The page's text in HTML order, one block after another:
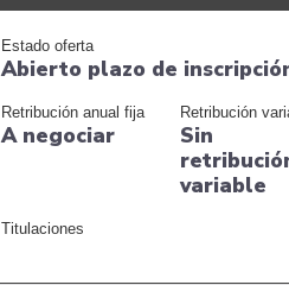
Estado oferta
Abierto plazo de
Retribución anual fija
A negociar
Retribución
Sin
variable
Titulaciones